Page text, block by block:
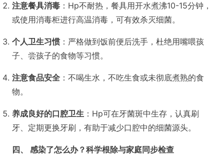
注意餐具消毒 ：Hp不耐热，餐具用开水煮沸10-15分钟，
或使用消毒柜进行高温消毒，可有效杀灭细菌。
个人卫生习惯 ：严格做到饭前便后洗手，杜绝用嘴喂孩
子、尝孩子的食物等习惯。
注意食品安全 ：不喝生水，不吃生食或未彻底煮熟的食
物。
养成良好的口腔卫生 ：Hp可在牙菌斑中生存，认真刷
牙、定期更换牙刷，有助于减少口腔中的细菌源头。
四、 感染了怎么办？科学根除与家庭同步检查